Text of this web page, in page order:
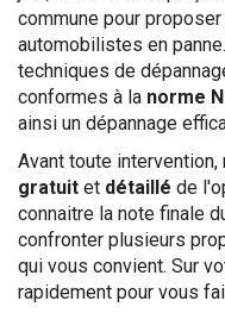
commune pour
automobilistes en
techniques de
conformes à la norme
ainsi un dépannage
Avant toute
gratuit et détaillé de
connaitre la note finale
confronter plusieurs
qui vous convient. Sur
rapidement pour vous